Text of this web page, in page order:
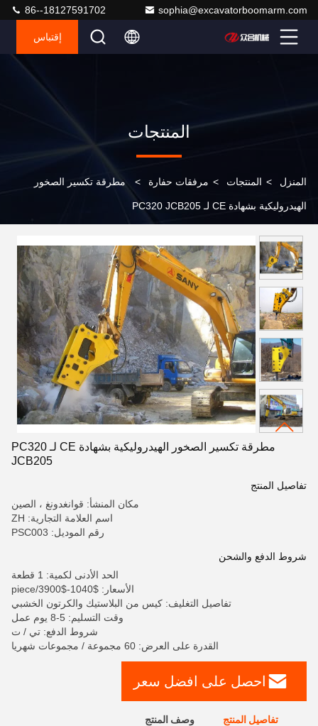
sophia@excavatorboomarm.com
86--18127591702
إقتباس
المنتجات
المنزل > المنتجات > مرفقات حفارة > مطرقة تكسير الصخور
الهيدروليكية بشهادة CE لـ PC320 JCB205
مطرقة تكسير الصخور الهيدروليكية بشهادة CE لـ PC320
JCB205
تفاصيل المنتج
مكان المنشأ: قوانغدونغ ، الصين
اسم العلامة التجارية: ZH
رقم الموديل: PSC003
شروط الدفع والشحن
الحد الأدنى لكمية: 1 قطعة
الأسعار: $1040-$3900/piece
تفاصيل التغليف: كيس من البلاستيك والكرتون الخشبي
وقت التسليم: 5-8 يوم عمل
شروط الدفع: تي / ت
القدرة على العرض: 60 مجموعة / مجموعات شهريا
احصل على افضل سعر
تفاصيل المنتج وصف المنتج